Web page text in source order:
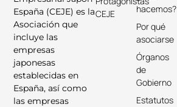
España (CEJE) es la
Asociación que
incluye las
empresas
japonesas
establecidas en
España, así como
las empresas
hacemos?
Por qué
asociarse
Órganos
de
Gobierno
Estatutos
CEJE